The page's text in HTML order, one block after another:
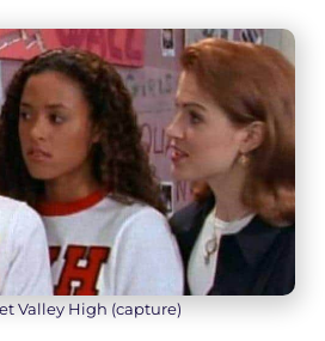
Valley High (capture)